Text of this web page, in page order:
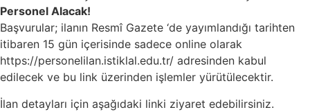
Personel Alacak!
Başvurular; ilanın Resmî Gazete ‘de yayımlandığı tarihten
itibaren 15 gün içerisinde sadece online olarak
https://personelilan.istiklal.edu.tr/ adresinden kabul
edilecek ve bu link üzerinden işlemler yürütülecektir.
İlan detayları için aşağıdaki linki ziyaret edebilirsiniz.